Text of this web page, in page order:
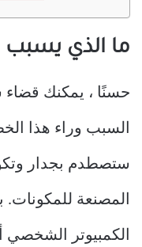
ما الذي يسبب
حسنًا ، يمكنك
السبب وراء هذا
ستصطدم بجدار
المصنعة للمكونات.
الكمبيوتر الشخصي